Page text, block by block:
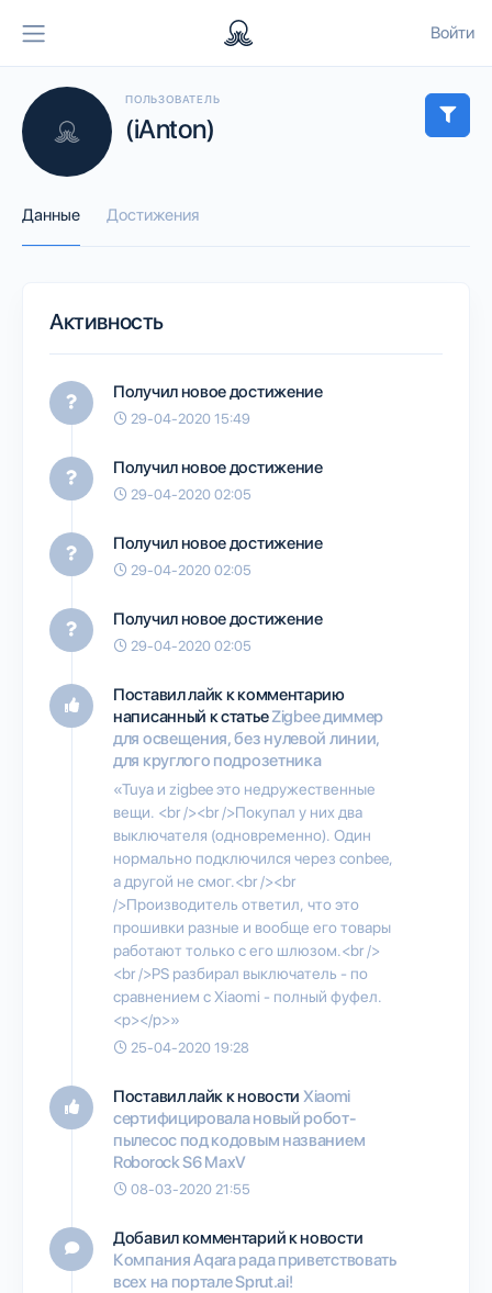
Войти
ПОЛЬЗОВАТЕЛЬ
(iAnton)
Данные Достижения
Активность
Получил новое достижение
29-04-2020 15:49
Получил новое достижение
29-04-2020 02:05
Получил новое достижение
29-04-2020 02:05
Получил новое достижение
29-04-2020 02:05
Поставил лайк к комментарию
написанный к статьеZigbee диммер
для освещения, без нулевой линии,
для круглого подрозетника
«Tuya и zigbee это недружественные
вещи. <br /><br />Покупал у них два
выключателя (одновременно). Один
нормально подключился через conbee,
а другой не смог.<br /><br
/>Производитель ответил, что это
прошивки разные и вообще его товары
работают только с его шлюзом.<br />
<br />PS разбирал выключатель - по
сравнением с Xiaomi - полный фуфел.
<p></p>»
25-04-2020 19:28
Поставил лайк к новости Xiaomi
сертифицировала новый робот-
пылесос под кодовым названием
Roborock S6 MaxV
08-03-2020 21:55
Добавил комментарий к новости
Компания Aqara рада приветствовать
всех на портале Sprut.ai!